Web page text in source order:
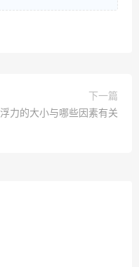
下一篇
浮力的大小与哪些因素有关